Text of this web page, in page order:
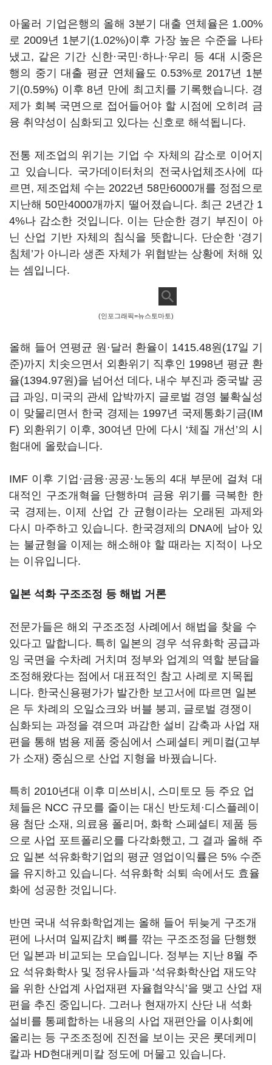
아울러 기업은행의 올해 3분기 대출 연체율은 1.00%
로 2009년 1분기(1.02%)이후 가장 높은 수준을 나타
냈고, 같은 기간 신한·국민·하나·우리 등 4대 시중은
행의 중기 대출 평균 연체율도 0.53%로 2017년 1분
기(0.59%) 이후 8년 만에 최고치를 기록했습니다. 경
제가 회복 국면으로 접어들어야 할 시점에 오히려 금
융 취약성이 심화되고 있다는 신호로 해석됩니다.
전통 제조업의 위기는 기업 수 자체의 감소로 이어지
고 있습니다. 국가데이터처의 전국사업체조사에 따
르면, 제조업체 수는 2022년 58만6000개를 정점으로
지난해 50만4000개까지 떨어졌습니다. 최근 2년간 1
4%나 감소한 것입니다. 이는 단순한 경기 부진이 아
닌 산업 기반 자체의 침식을 뜻합니다. 단순한 ‘경기
침체’가 아니라 생존 자체가 위협받는 상황에 처해 있
는 셈입니다.
(인포그래픽=뉴스토마토)
올해 들어 연평균 원 ·달러 환율이 1415.48원(17일 기
준)까지 치솟으면서 외환위기 직후인 1998년 평균 환
율(1394.97원)을 넘어선 데다, 내수 부진과 중국발 공
급 과잉, 미국의 관세 압박까지 글로벌 경영 불확실성
이 맞물리면서 한국 경제는 1997년 국제통화기금(IM
F) 외환위기 이후, 30여년 만에 다시 ‘체질 개선’의 시
험대에 올랐습니다.
IMF 이후 기업·금융·공공·노동의 4대 부문에 걸쳐 대
대적인 구조개혁을 단행하며 금융 위기를 극복한 한
국 경제는, 이제 산업 간 균형이라는 오래된 과제와
다시 마주하고 있습니다. 한국경제의 DNA에 남아 있
는 불균형을 이제는 해소해야 할 때라는 지적이 나오
는 이유입니다.
일본 석화 구조조정 등 해법 거론
전문가들은 해외 구조조정 사례에서 해법을 찾을 수
있다고 말합니다. 특히 일본의 경우 석유화학 공급과
잉 국면을 수차례 거치며 정부와 업계의 역할 분담을
조정해왔다는 점에서 대표적인 참고 사례로 지목됩
니다. 한국신용평가가 발간한 보고서에 따르면 일본
은 두 차례의 오일쇼크와 버블 붕괴, 글로벌 경쟁이
심화되는 과정을 겪으며 과감한 설비 감축과 사업 재
편을 통해 범용 제품 중심에서 스페셜티 케미컬(고부
가 소재) 중심으로 산업 지형을 바꿨습니다.
특히 2010년대 이후 미쓰비시, 스미토모 등 주요 업
체들은 NCC 규모를 줄이는 대신 반도체·디스플레이
용 첨단 소재, 의료용 폴리머, 화학 스페셜티 제품 등
으로 사업 포트폴리오를 다각화했고, 그 결과 올해 주
요 일본 석유화학기업의 평균 영업이익률은 5% 수준
을 유지하고 있습니다. 석유화학 쇠퇴 속에서도 효율
화에 성공한 것입니다.
반면 국내 석유화학업계는 올해 들어 뒤늦게 구조개
편에 나서며 일찌감치 뼈를 깎는 구조조정을 단행했
던 일본과 비교되는 모습입니다. 정부는 지난 8월 주
요 석유화학사 및 정유사들과 ‘석유화학산업 재도약
을 위한 산업계 사업재편 자율협약식’을 맺고 산업 재
편을 추진 중입니다. 그러나 현재까지 산단 내 석화
설비를 통폐합하는 내용의 사업 재편안을 이사회에
올리는 등 구조조정에 진전을 보이는 곳은 롯데케미
칼과 HD현대케미칼 정도에 머물고 있습니다.